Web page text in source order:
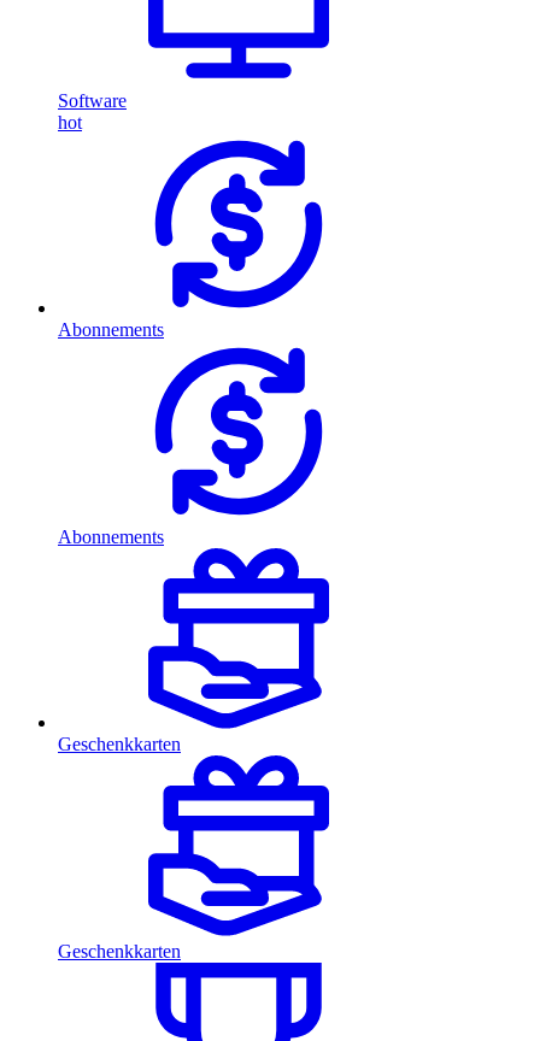
Software
hot
Abonnements
Abonnements
Geschenkkarten
Geschenkkarten